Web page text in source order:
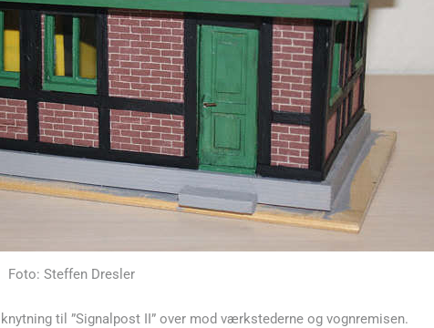
Foto: Steffen Dresler
til ”Signalpost II” over mod værkstederne og vognremisen.